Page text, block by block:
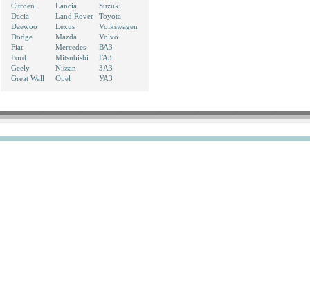
Citroen
Dacia
Daewoo
Dodge
Fiat
Ford
Geely
Great Wall
Lancia
Land Rover
Lexus
Mazda
Mercedes
Mitsubishi
Nissan
Opel
Suzuki
Toyota
Volkswagen
Volvo
ВАЗ
ГАЗ
ЗАЗ
УАЗ